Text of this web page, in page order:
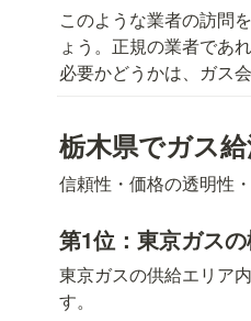
このような業者の訪問
ょう。正規の業者であ
必要かどうかは、ガス
栃木県でガス
信頼性・価格の透明性
第1位：東京ガス
東京ガスの供給エリア
す。